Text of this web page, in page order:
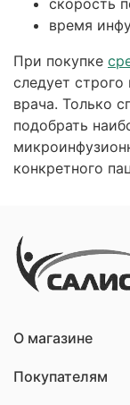
скорость
время
При покупке
следует
врача. Только
подобрать
конкретного
О магазине
Покупателям